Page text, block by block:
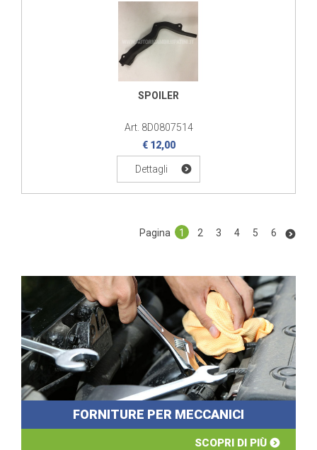
SPOILER
Art. 8D0807514
€ 12,00
Dettagli
Pagina 1 2 3 4 5 6
FORNITURE PER MECCANICI
SCOPRI DI PIÙ